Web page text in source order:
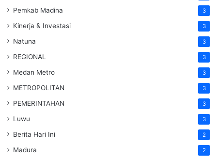
Pemkab Madina 3
Kinerja & Investasi 3
Natuna 3
REGIONAL 3
Medan Metro 3
METROPOLITAN 3
PEMERINTAHAN 3
Luwu 3
Berita Hari Ini 2
Madura 2